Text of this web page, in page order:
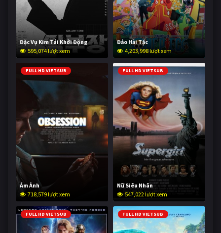
Đặc Vụ Kim Tái Khởi Động
595,074 lượt xem
Đảo Hải Tặc
4,203,998 lượt xem
FULL HD VIETSUB
Ám Ảnh
718,579 lượt xem
FULL HD VIETSUB
Nữ Siêu Nhân
547,022 lượt xem
FULL HD VIETSUB FULL HD VIETSUB